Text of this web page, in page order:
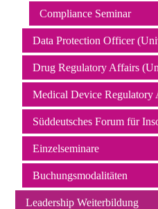
Compliance Seminar
Data Protection Officer
Drug Regulatory Affairs
Medical Device
Süddeutsches Forum für
Einzelseminare
Buchungsmodalitäten
Leadership Weiterbildung